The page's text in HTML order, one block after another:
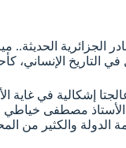
الجزائرية
التاريخ الإنساني،
إشكالية في غاية
الأستاذ مصطفى خياطي
الدولة والكثير من